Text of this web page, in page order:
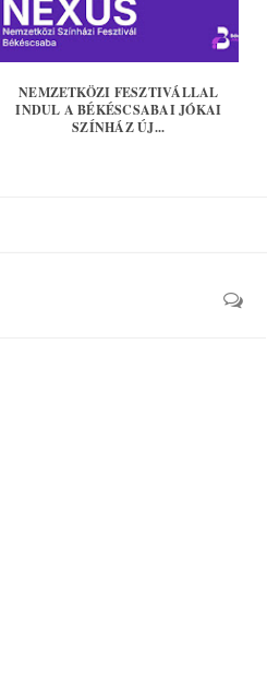
NEMZETKÖZI FESZTIVÁLLAL
INDUL A BÉKÉSCSABAI JÓKAI
SZÍNHÁZ ÚJ...